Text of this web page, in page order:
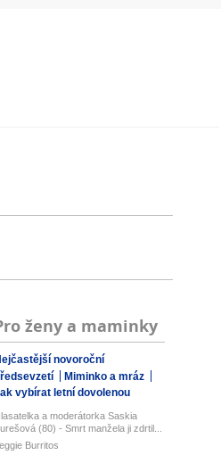
ženy a maminky
novoroční
Miminko a mráz
vybírat letní dovolenou
a moderátorka Saskia
(80) - Smrt manžela ji zdrtil...
Burritos